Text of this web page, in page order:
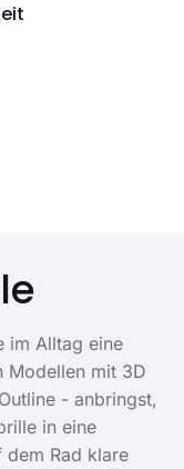
im Alltag eine
Modellen mit 3D
- anbringst,
in eine
dem Rad klare